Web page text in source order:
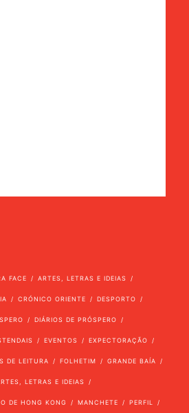
FACE ARTES, LETRAS E IDEIAS
CRÓNICO ORIENTE DESPORTO
DIÁRIOS DE PRÓSPERO
EVENTOS EXPECTORAÇÃO
DE LEITURA FOLHETIM GRANDE BAÍA
LETRAS E IDEIAS
DE HONG KONG MANCHETE PERFIL